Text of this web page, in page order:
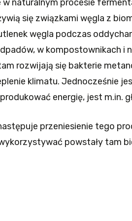
naturalnym procesie
się związkami węgla z
węgla podczas
w kompostownikach i
rozwijają się bakterie
klimatu. Jednocześnie
energię, jest m.in.
przeniesienie tego
powstały tam